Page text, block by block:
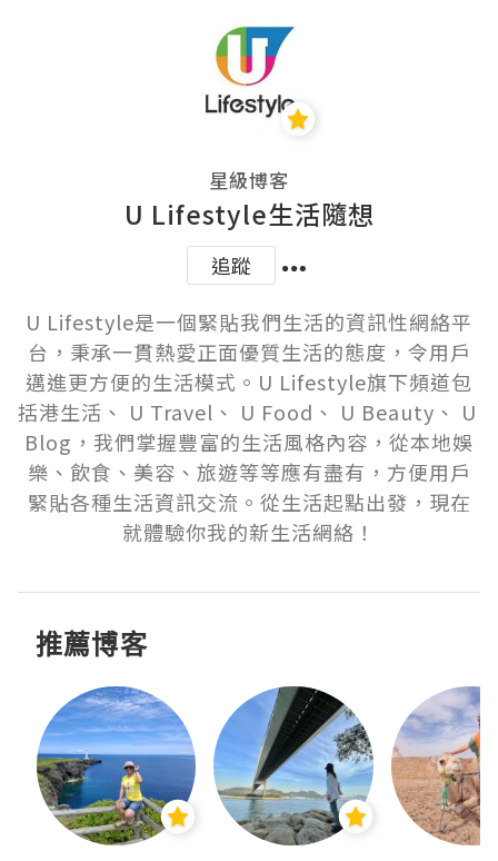
星級博客
U Lifestyle生活隨想
追蹤
U Lifestyle是一個緊貼我們生活的資訊性網絡平
台，秉承一貫熱愛正面優質生活的態度，令用戶
邁進更方便的生活模式。U Lifestyle旗下頻道包
括港生活、 U Travel、 U Food、 U Beauty、 U
Blog，我們掌握豐富的生活風格內容，從本地娛
樂、飲食、美容、旅遊等等應有盡有，方便用戶
緊貼各種生活資訊交流。從生活起點出發，現在
就體驗你我的新生活網絡！
推薦博客